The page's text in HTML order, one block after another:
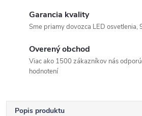
Garancia kvality
Sme priamy dovozca LED osvetlenia,
Overený obchod
Viac ako 1500 zákazníkov nás
hodnotení
Popis produktu